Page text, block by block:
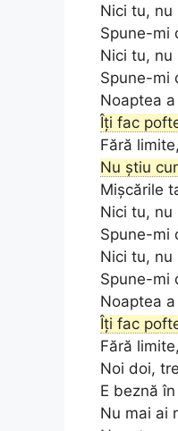
Nici tu, nu
Spune-mi
Nici tu, nu
Spune-mi
Noaptea
Îți fac
Fără
Nu știu
Mișcările
Nici tu, nu
Spune-mi
Nici tu, nu
Spune-mi
Noaptea
Îți fac
Fără
Noi doi,
E beznă
Nu mai ai